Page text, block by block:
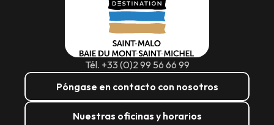
Tél. +33 (0)2 99 56 66 99
Póngase en contacto con nosotros
Nuestras oficinas y horarios